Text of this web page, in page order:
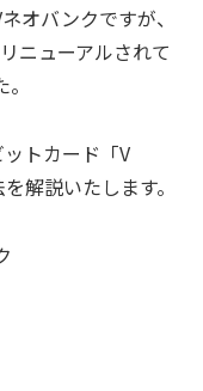
オバンクですが、
ニューアルされて
トカード「V
解説いたします。